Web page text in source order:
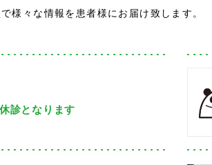
様々な情報を患者様にお届け致します。
診となります